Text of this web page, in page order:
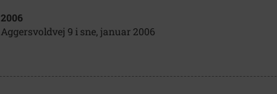
2006
Aggersvoldvej 9 i sne, januar 2006